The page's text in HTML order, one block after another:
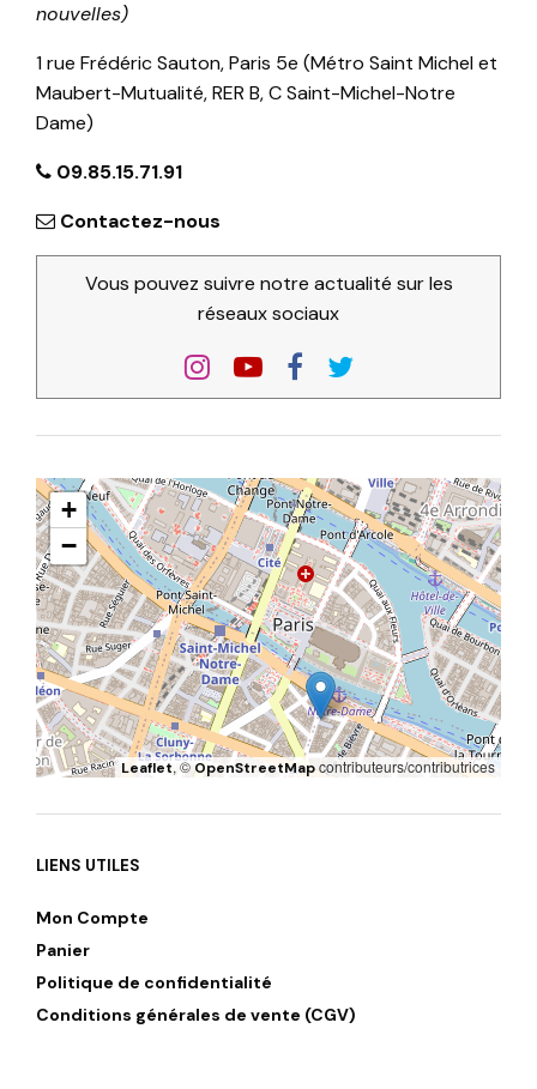
nouvelles)
1 rue Frédéric Sauton, Paris 5e (Métro Saint Michel et
Maubert-Mutualité, RER B, C Saint-Michel-Notre
Dame)
09.85.15.71.91
Contactez-nous
Vous pouvez suivre notre actualité sur les
réseaux sociaux
+
−
Leaflet, ©OpenStreetMapcontributeurs/contributrices
LIENS UTILES
Mon Compte
Panier
Politique de confidentialité
Conditions générales de vente (CGV)